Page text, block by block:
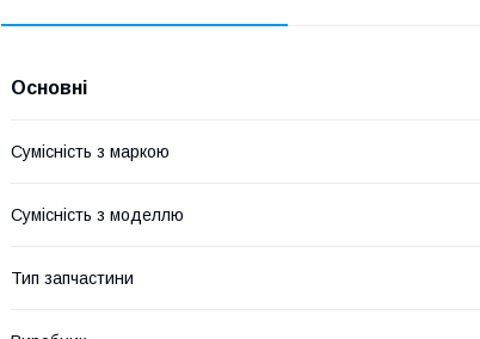
Основні
Сумісність з маркою
Сумісність з моделлю
Тип запчастини